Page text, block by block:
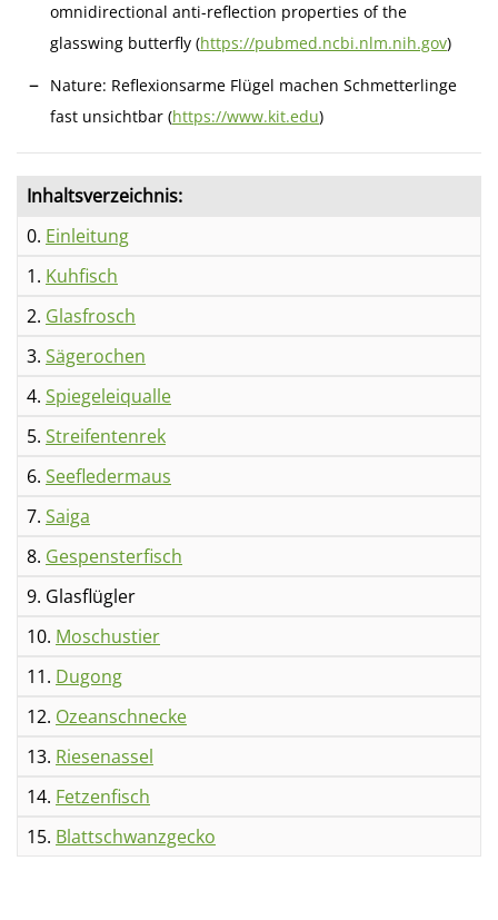
omnidirectional anti-reflection properties of the
glasswing butterfly (https://pubmed.ncbi.nlm.nih.gov)
Nature: Reflexionsarme Flügel machen Schmetterlinge
fast unsichtbar (https://www.kit.edu)
Inhaltsverzeichnis:
0. Einleitung
1. Kuhfisch
2. Glasfrosch
3. Sägerochen
4. Spiegeleiqualle
5. Streifentenrek
6. Seefledermaus
7. Saiga
8. Gespensterfisch
9. Glasflügler
10. Moschustier
11. Dugong
12. Ozeanschnecke
13. Riesenassel
14. Fetzenfisch
15. Blattschwanzgecko